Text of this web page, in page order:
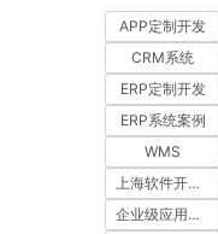
APP定制开发
CRM系统
ERP定制开发
ERP系统案例
WMS
上海软件开发公司
企业级应用开发服务案例